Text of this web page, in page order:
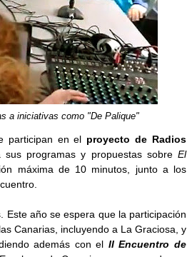
a iniciativas como "De Palique"
participan en el proyecto de Radios
programas y propuestas sobre El
máxima de 10 minutos, junto a los
Este año se espera que la participación
Canarias, incluyendo a La Graciosa, y
además con el II Encuentro de